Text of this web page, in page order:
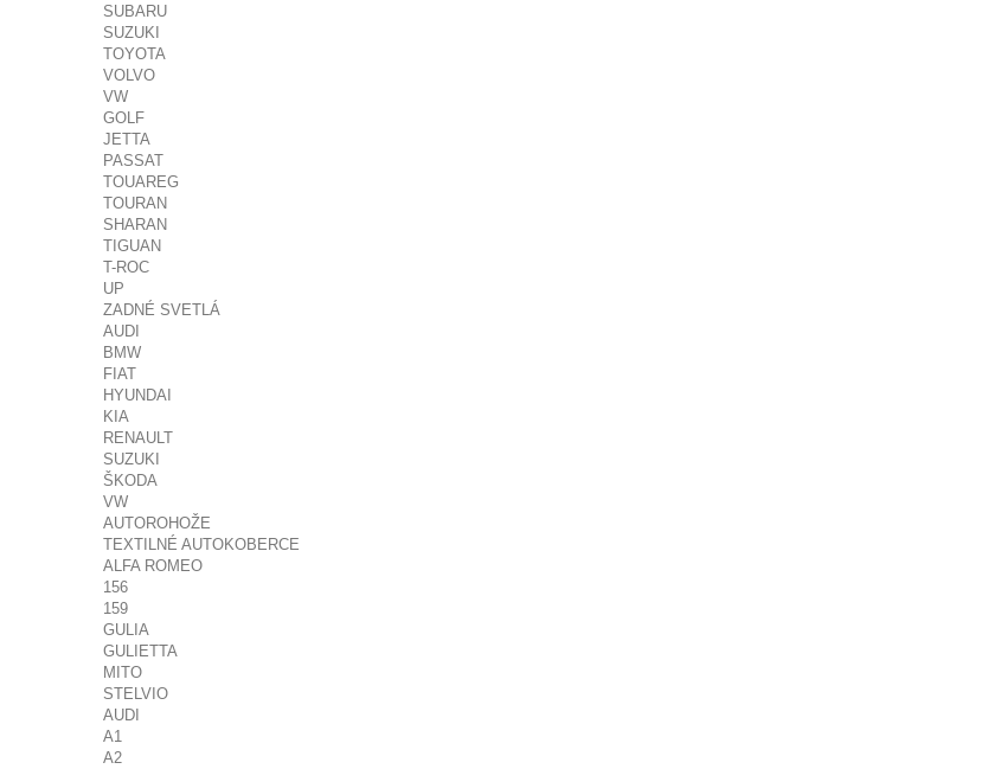
SUBARU
SUZUKI
TOYOTA
VOLVO
VW
GOLF
JETTA
PASSAT
TOUAREG
TOURAN
SHARAN
TIGUAN
T-ROC
UP
ZADNÉ SVETLÁ
AUDI
BMW
FIAT
HYUNDAI
KIA
RENAULT
SUZUKI
ŠKODA
VW
AUTOROHOŽE
TEXTILNÉ AUTOKOBERCE
ALFA ROMEO
156
159
GULIA
GULIETTA
MITO
STELVIO
AUDI
A1
A2